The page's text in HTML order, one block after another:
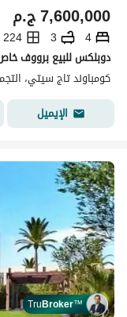
ج.م7,600,000
4
3
224 متر مربع
كومباوند تاج سيتي،
الإيميل
TruBroker™